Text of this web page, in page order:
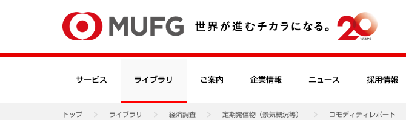
サービス ライブラリ ご案内 企業情報 ニュース 採用情報
トップ ライブラリ 経済調査 定期発信物（景気概況等） コモディティレポート